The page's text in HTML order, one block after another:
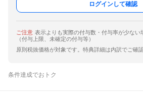
ログインして確認
ご注意 表示よりも実際の付与数・付与率が少ない
（付与上限、未確定の付与等）
原則税抜価格が対象です。特典詳細は内訳でご確認
条件達成でおトク